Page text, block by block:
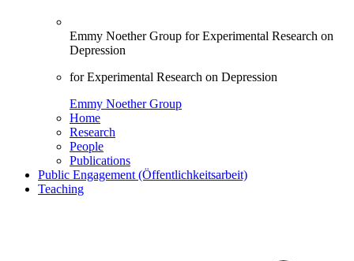
Emmy Noether Group for Experimental Research on
Depression
for Experimental Research on Depression
Emmy Noether Group
Home
Research
People
Publications
Public Engagement (Öffentlichkeitsarbeit)
Teaching